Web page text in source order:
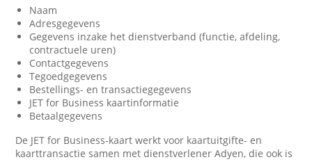
Naam
Adresgegevens
Gegevens inzake het dienstverband (functie, afdeling,
contractuele uren)
Contactgegevens
Tegoedgegevens
Bestellings- en transactiegegevens
JET for Business kaartinformatie
Betaalgegevens
De JET for Business-kaart werkt voor kaartuitgifte- en
kaarttransactie samen met dienstverlener Adyen, die ook is